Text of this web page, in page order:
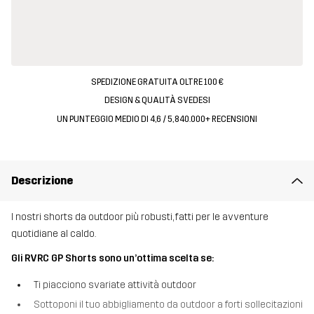
SPEDIZIONE GRATUITA OLTRE 100 €
DESIGN & QUALITÀ SVEDESI
UN PUNTEGGIO MEDIO DI 4,6 / 5, 840.000+ RECENSIONI
Descrizione
I nostri shorts da outdoor più robusti, fatti per le avventure
quotidiane al caldo.
Gli RVRC GP Shorts sono un’ottima scelta se:
Ti piacciono svariate attività outdoor
Sottoponi il tuo abbigliamento da outdoor a forti sollecitazioni